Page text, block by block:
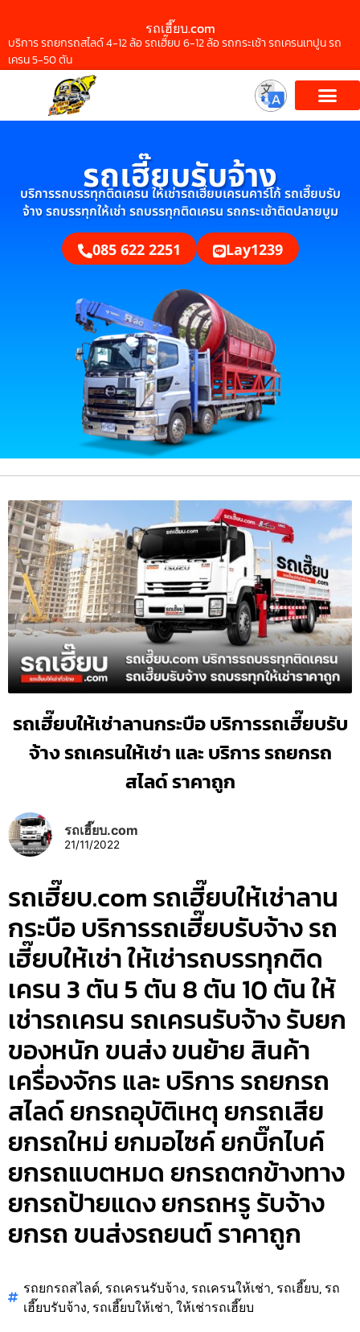
รถเฮี๊ยบ.com
บริการ รถยกรถสไลด์ 4-12 ล้อ รถเฮี๊ยบ 6-12 ล้อ รถกระเช้า รถเครนเทปูน รถ
เครน 5-50 ตัน
รถเฮี๊ยบรับจ้าง
บริการรถบรรทุกติดเครน ให้เช่ารถเฮี๊ยบเครนคาร์โก้ รถเฮี๊ยบรับ
จ้าง รถบรรทุกให้เช่า รถบรรทุกติดเครน รถกระเช้าติดปลายบูม
085 622 2251 Lay1239
รถเฮี๊ยบให้เช่าลานกระบือ บริการรถเฮี๊ยบรับ
จ้าง รถเครนให้เช่า และ บริการ รถยกรถ
สไลด์ ราคาถูก
รถเฮี๊ยบ.com
21/11/2022
รถเฮี๊ยบ.com รถเฮี๊ยบให้เช่าลาน
กระบือ บริการรถเฮี๊ยบรับจ้าง รถ
เฮี๊ยบให้เช่า ให้เช่ารถบรรทุกติด
เครน 3 ตัน 5 ตัน 8 ตัน 10 ตัน ให้
เช่ารถเครน รถเครนรับจ้าง รับยก
ของหนัก ขนส่ง ขนย้าย สินค้า
เครื่องจักร และ บริการ รถยกรถ
สไลด์ ยกรถอุบัติเหตุ ยกรถเสีย
ยกรถใหม่ ยกมอไซค์ ยกบิ๊กไบค์
ยกรถแบตหมด ยกรถตกข้างทาง
ยกรถป้ายแดง ยกรถหรู รับจ้าง
ยกรถ ขนส่งรถยนต์ ราคาถูก
รถยกรถสไลด์, รถเครนรับจ้าง, รถเครนให้เช่า, รถเฮี๊ยบ, รถ
เฮี๊ยบรับจ้าง, รถเฮี๊ยบให้เช่า,ให้เช่ารถเฮี๊ยบ